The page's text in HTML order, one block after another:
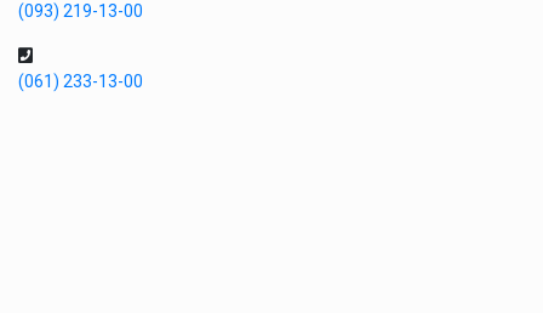
(093) 219-13-00
(061) 233-13-00